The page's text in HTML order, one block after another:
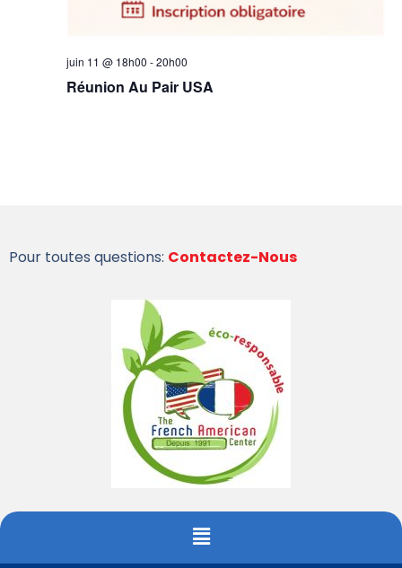
juin 11 @ 18h00 -20h00
Réunion Au Pair USA
Pour toutes questions: Contactez-Nous